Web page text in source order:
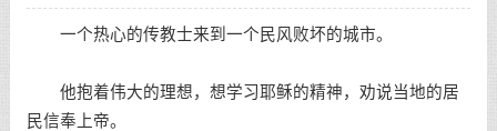
一个热心的传教士来到一个民风败坏的城市。
他抱着伟大的理想，想学习耶稣的精神，劝说当地的居
民信奉上帝。